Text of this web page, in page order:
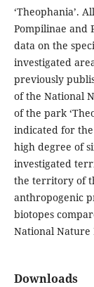
‘Theophania’.
Pompilinae and
data on the
investigated
previously
of the National
of the park
indicated for
high degree of
investigated
the territory of
anthropogenic
biotopes
National Nature
Downloads